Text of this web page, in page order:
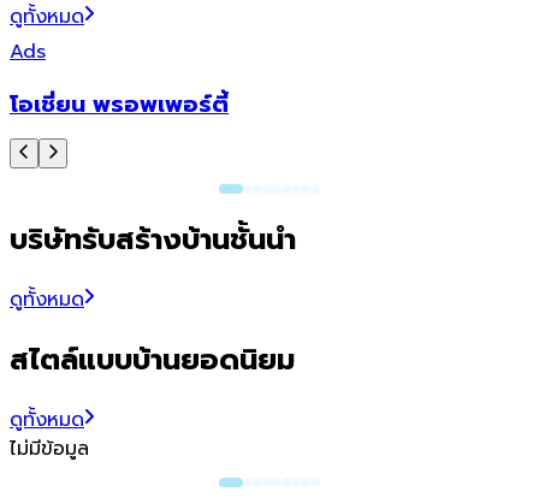
ดูทั้งหมด
Ads
โอเชี่ยน พรอพเพอร์ตี้
บริษัทรับสร้างบ้านชั้นนำ
ดูทั้งหมด
สไตล์แบบบ้านยอดนิยม
ดูทั้งหมด
ไม่มีข้อมูล